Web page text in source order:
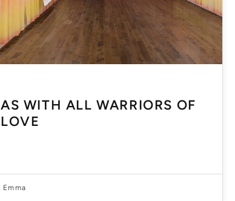
AS WITH ALL WARRIORS OF
LOVE
Emma